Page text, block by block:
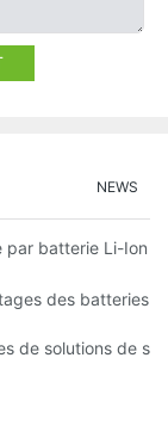
NEWS
dans la réduction
par batterie Li-Ion
stockage
des batteries
industrielles
de solutions de